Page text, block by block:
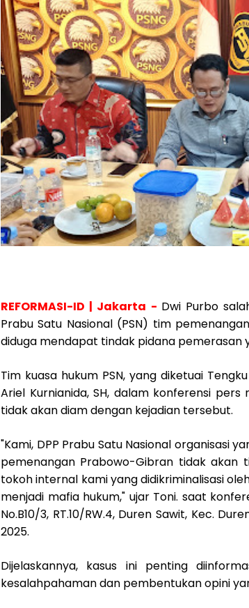
REFORMASI-ID | Jakarta - Dwi Purbo
Prabu Satu Nasional (PSN) tim
diduga mendapat tindak pidana pemerasan
Tim kuasa hukum PSN, yang diketuai
Ariel Kurnianida, SH, dalam konferensi
tidak akan diam dengan kejadian tersebut.
"Kami, DPP Prabu Satu Nasional organisasi
pemenangan Prabowo-Gibran tidak akan
tokoh internal kami yang didikriminalisasi
menjadi mafia hukum," ujar Toni. saat
No.B10/3, RT.10/RW.4, Duren Sawit, Kec.
2025.
Dijelaskannya, kasus ini penting
kesalahpahaman dan pembentukan opini